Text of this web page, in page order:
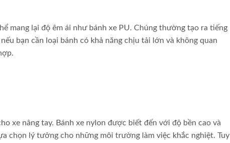
mang lại độ êm ái như bánh xe PU. Chúng thường tạo ra tiếng
bạn cần loại bánh có khả năng chịu tải lớn và không quan
xe nâng tay. Bánh xe nylon được biết đến với độ bền cao và
chọn lý tưởng cho những môi trường làm việc khắc nghiệt. Tuy